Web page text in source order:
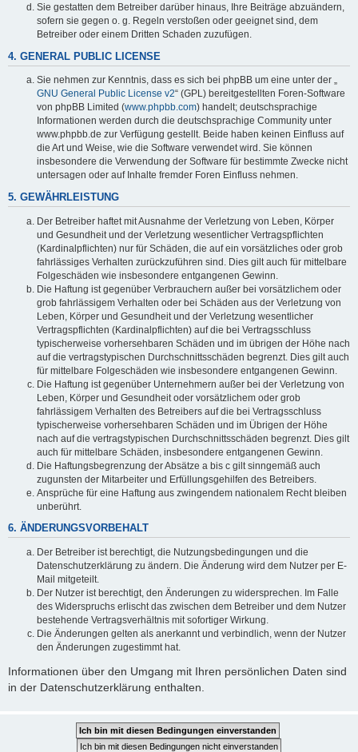
Sie gestatten dem Betreiber darüber hinaus, Ihre Beiträge abzuändern,
sofern sie gegen o. g. Regeln verstoßen oder geeignet sind, dem
Betreiber oder einem Dritten Schaden zuzufügen.
4. GENERAL PUBLIC LICENSE
Sie nehmen zur Kenntnis, dass es sich bei phpBB um eine unter der „
GNU General Public License v2“ (GPL) bereitgestellten Foren-Software
von phpBB Limited (www.phpbb.com) handelt; deutschsprachige
Informationen werden durch die deutschsprachige Community unter
www.phpbb.de zur Verfügung gestellt. Beide haben keinen Einfluss auf
die Art und Weise, wie die Software verwendet wird. Sie können
insbesondere die Verwendung der Software für bestimmte Zwecke nicht
untersagen oder auf Inhalte fremder Foren Einfluss nehmen.
5. GEWÄHRLEISTUNG
Der Betreiber haftet mit Ausnahme der Verletzung von Leben, Körper
und Gesundheit und der Verletzung wesentlicher Vertragspflichten
(Kardinalpflichten) nur für Schäden, die auf ein vorsätzliches oder grob
fahrlässiges Verhalten zurückzuführen sind. Dies gilt auch für mittelbare
Folgeschäden wie insbesondere entgangenen Gewinn.
Die Haftung ist gegenüber Verbrauchern außer bei vorsätzlichem oder
grob fahrlässigem Verhalten oder bei Schäden aus der Verletzung von
Leben, Körper und Gesundheit und der Verletzung wesentlicher
Vertragspflichten (Kardinalpflichten) auf die bei Vertragsschluss
typischerweise vorhersehbaren Schäden und im übrigen der Höhe nach
auf die vertragstypischen Durchschnittsschäden begrenzt. Dies gilt auch
für mittelbare Folgeschäden wie insbesondere entgangenen Gewinn.
Die Haftung ist gegenüber Unternehmern außer bei der Verletzung von
Leben, Körper und Gesundheit oder vorsätzlichem oder grob
fahrlässigem Verhalten des Betreibers auf die bei Vertragsschluss
typischerweise vorhersehbaren Schäden und im Übrigen der Höhe
nach auf die vertragstypischen Durchschnittsschäden begrenzt. Dies gilt
auch für mittelbare Schäden, insbesondere entgangenen Gewinn.
Die Haftungsbegrenzung der Absätze a bis c gilt sinngemäß auch
zugunsten der Mitarbeiter und Erfüllungsgehilfen des Betreibers.
Ansprüche für eine Haftung aus zwingendem nationalem Recht bleiben
unberührt.
6. ÄNDERUNGSVORBEHALT
Der Betreiber ist berechtigt, die Nutzungsbedingungen und die
Datenschutzerklärung zu ändern. Die Änderung wird dem Nutzer per E-
Mail mitgeteilt.
Der Nutzer ist berechtigt, den Änderungen zu widersprechen. Im Falle
des Widerspruchs erlischt das zwischen dem Betreiber und dem Nutzer
bestehende Vertragsverhältnis mit sofortiger Wirkung.
Die Änderungen gelten als anerkannt und verbindlich, wenn der Nutzer
den Änderungen zugestimmt hat.
Informationen über den Umgang mit Ihren persönlichen Daten sind
in der Datenschutzerklärung enthalten.